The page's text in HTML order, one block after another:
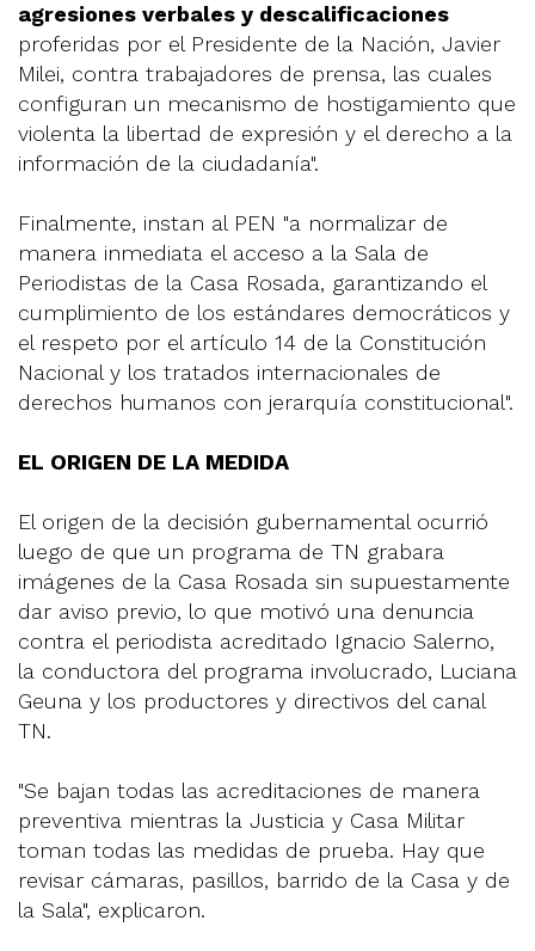
agresiones verbales y descalificaciones
proferidas por el Presidente de la Nación, Javier
Milei, contra trabajadores de prensa, las cuales
configuran un mecanismo de hostigamiento que
violenta la libertad de expresión y el derecho a la
información de la ciudadanía".
Finalmente, instan al PEN "a normalizar de
manera inmediata el acceso a la Sala de
Periodistas de la Casa Rosada, garantizando el
cumplimiento de los estándares democráticos y
el respeto por el artículo 14 de la Constitución
Nacional y los tratados internacionales de
derechos humanos con jerarquía constitucional".
EL ORIGEN DE LA MEDIDA
El origen de la decisión gubernamental ocurrió
luego de que un programa de TN grabara
imágenes de la Casa Rosada sin supuestamente
dar aviso previo, lo que motivó una denuncia
contra el periodista acreditado Ignacio Salerno,
la conductora del programa involucrado, Luciana
Geuna y los productores y directivos del canal
TN.
"Se bajan todas las acreditaciones de manera
preventiva mientras la Justicia y Casa Militar
toman todas las medidas de prueba. Hay que
revisar cámaras, pasillos, barrido de la Casa y de
la Sala", explicaron.